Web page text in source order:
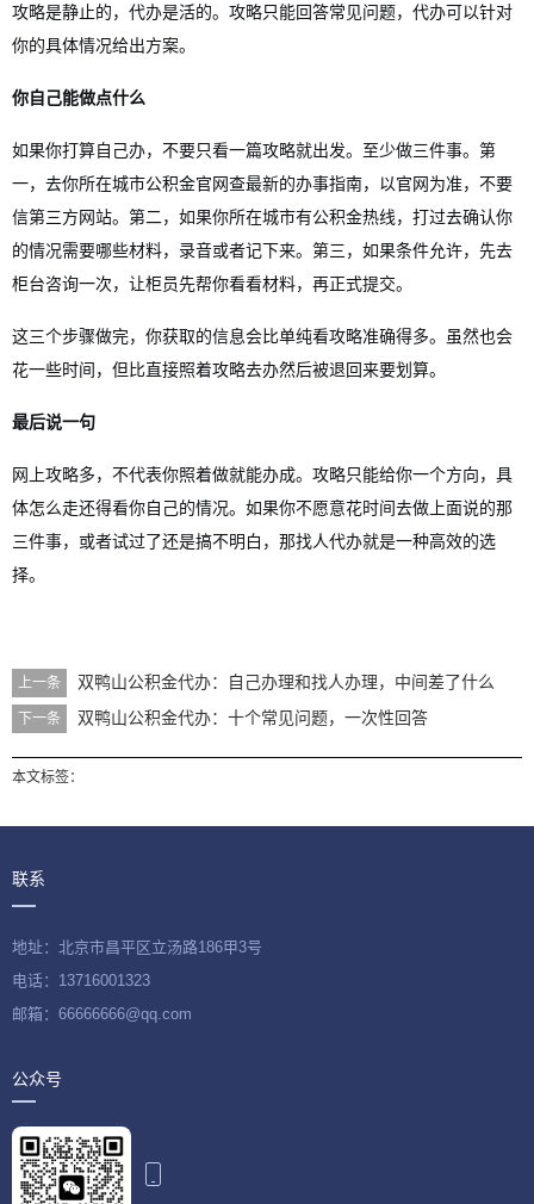
攻略是静止的，代办是活的。攻略只能回答常见问题，代办可以针对
你的具体情况给出方案。
你自己能做点什么
如果你打算自己办，不要只看一篇攻略就出发。至少做三件事。第
一，去你所在城市公积金官网查最新的办事指南，以官网为准，不要
信第三方网站。第二，如果你所在城市有公积金热线，打过去确认你
的情况需要哪些材料，录音或者记下来。第三，如果条件允许，先去
柜台咨询一次，让柜员先帮你看看材料，再正式提交。
这三个步骤做完，你获取的信息会比单纯看攻略准确得多。虽然也会
花一些时间，但比直接照着攻略去办然后被退回来要划算。
最后说一句
网上攻略多，不代表你照着做就能办成。攻略只能给你一个方向，具
体怎么走还得看你自己的情况。如果你不愿意花时间去做上面说的那
三件事，或者试过了还是搞不明白，那找人代办就是一种高效的选
择。
上一条 双鸭山公积金代办：自己办理和找人办理，中间差了什么
下一条 双鸭山公积金代办：十个常见问题，一次性回答
本文标签：
联系
地址：北京市昌平区立汤路186甲3号
电话：13716001323
邮箱：66666666@qq.com
公众号